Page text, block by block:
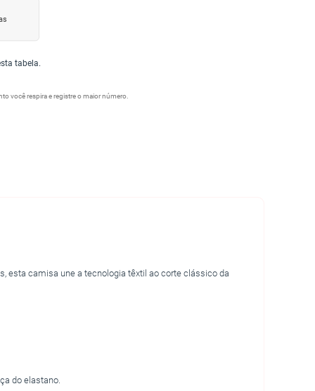
tabela.
você respira e registre o maior número.
esta camisa une a tecnologia têxtil ao corte clássico da
do elastano.